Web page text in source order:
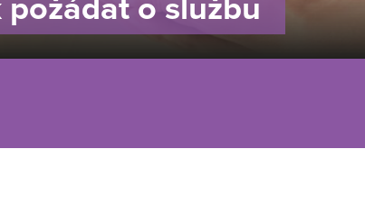
požádat o službu